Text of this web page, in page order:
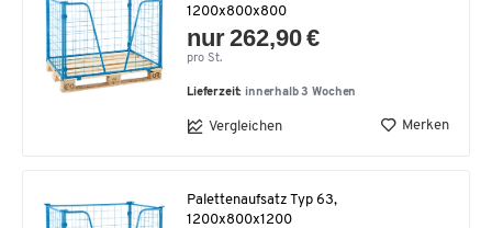
1200x800x800
nur 262,90 €
pro St.
Lieferzeit: innerhalb 3 Wochen
Vergleichen Merken
Palettenaufsatz Typ 63,
1200x800x1200